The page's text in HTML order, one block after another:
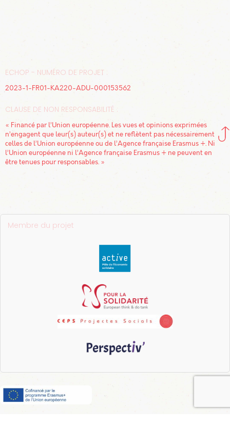
ECHOP - NUMÉRO DE PROJET :
2023-1-FR01-KA220-ADU-000153562
CLAUSE DE NON RESPONSABILITÉ :
« Financé par l’Union européenne. Les vues et opinions exprimées
n’engagent que leur(s) auteur(s) et ne reflètent pas nécessairement
celles de l’Union européenne ou de l’Agence française Erasmus +. Ni
l’Union européenne ni l’Agence française Erasmus + ne peuvent en
être tenues pour responsables. »
Membre du projet